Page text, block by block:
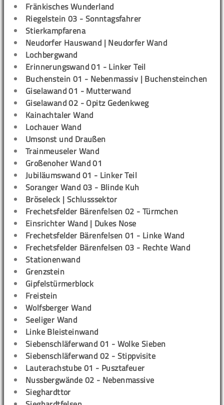
Fränkisches Wunderland
Riegelstein 03 - Sonntagsfahrer
Stierkampfarena
Neudorfer Hauswand | Neudorfer Wand
Lochbergwand
Erinnerungswand 01 - Linker Teil
Buchenstein 01 - Nebenmassiv | Buchensteinchen
Giselawand 01 - Mutterwand
Giselawand 02 - Opitz Gedenkweg
Kainachtaler Wand
Lochauer Wand
Umsonst und Draußen
Trainmeuseler Wand
Großenoher Wand 01
Jubiläumswand 01 - Linker Teil
Soranger Wand 03 - Blinde Kuh
Bröseleck | Schlusssektor
Frechetsfelder Bärenfelsen 02 - Türmchen
Einsrichter Wand | Dukes Nose
Frechetsfelder Bärenfelsen 01 - Linke Wand
Frechetsfelder Bärenfelsen 03 - Rechte Wand
Stationenwand
Grenzstein
Gipfelstürmerblock
Freistein
Wolfsberger Wand
Seeliger Wand
Linke Bleisteinwand
Siebenschläferwand 01 - Wolke Sieben
Siebenschläferwand 02 - Stippvisite
Lauterachstube 01 - Pusztafeuer
Nussbergwände 02 - Nebenmassive
Sieghardttor